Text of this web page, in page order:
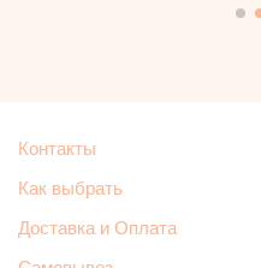
Контакты
Как выбрать
Доставка и Оплата